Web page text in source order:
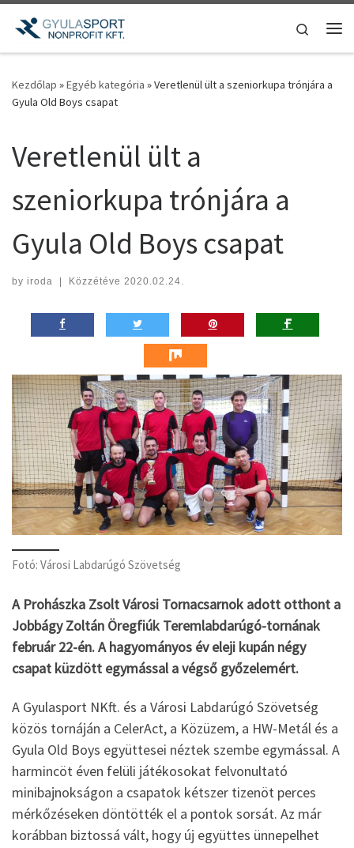
Teljes tartalom megjelenítése
Search
Kezdőlap »Egyéb kategória »Veretlenül ült a szeniorkupa trónjára a
Gyula Old Boys csapat
Veretlenül ült a
szeniorkupa trónjára a
Gyula Old Boys csapat
by iroda | Közzétéve 2020.02.24.
Fotó: Városi Labdarúgó Szövetség
A Prohászka Zsolt Városi Tornacsarnok adott otthont a
Jobbágy Zoltán Öregfiúk Teremlabdarúgó-tornának
február 22-én. A hagyományos év eleji kupán négy
csapat küzdött egymással a végső győzelemért.
A Gyulasport NKft. és a Városi Labdarúgó Szövetség
közös tornáján a CelerAct, a Közüzem, a HW-Metál és a
Gyula Old Boys együttesei néztek szembe egymással. A
harmincöt éven felüli játékosokat felvonultató
minibajnokságon a csapatok kétszer tizenöt perces
mérkőzéseken döntötték el a pontok sorsát. Az már
korábban biztossá vált, hogy új együttes ünnepelhet